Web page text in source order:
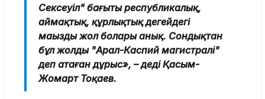
Сексеуіл" бағыты республикалық,
аймақтық, құрлықтық деңгейдегі
маңызды жол болары анық. Сондықтан
бұл жолды "Арал-Каспий магистралі"
деп атаған дұрыс», – деді Қасым-
Жомарт Тоқаев.